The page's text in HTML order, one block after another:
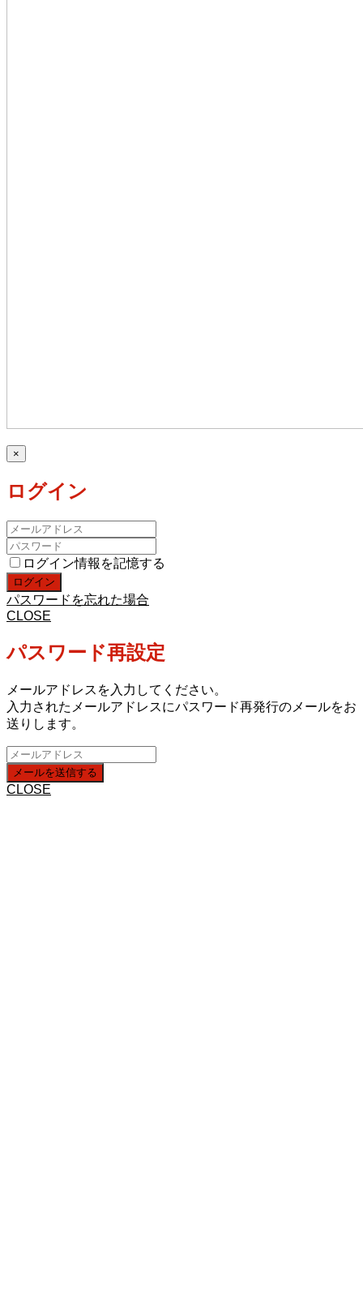
×
ログイン
ログイン情報を記憶する
パスワードを忘れた場合
CLOSE
パスワード再設定
メールアドレスを入力してください。
入力されたメールアドレスにパスワード再発行のメールをお
送りします。
CLOSE